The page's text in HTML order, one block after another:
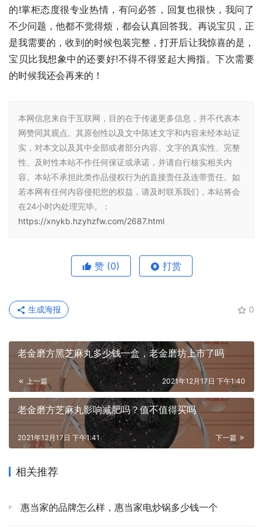
的!掌柜态度很专业热情，有问必答，回复也很快，我问了
不少问题，他都不觉得烦，都会认真回答我。再说宝贝，正
是我需要的，收到的时候包装完整，打开后让我惊喜的是，
宝贝比我想象中的还要好!不得不得竖起大拇指。下次需要
的时候我还会再来的！
本网信息来自于互联网，目的在于传递更多信息，并不代表本
网赞同其观点。其原创性以及文中陈述文字和内容未经本站证
实，对本文以及其中全部或者部分内容、文字的真实性、完整
性、及时性本站不作任何保证或承诺，并请自行核实相关内
容。本站不承担此类作品侵权行为的直接责任及连带责任。如
若本网有任何内容侵犯您的权益，请及时联系我们，本站将会
在24小时内处理完毕。：
https://xnykb.hzyhzfw.com/2687.html
赞 (0) 打赏
0
生成海报
老金磨方黑芝麻丸多少钱一盒，老金磨坊上市了吗
上一篇 2021年12月17日 下午1:40
老金磨方芝麻丸影响减肥吗？值不值得买吗
下一篇
2021年12月17日 下午1:41
相关推荐
惠当家的品牌怎么样，惠当家电炒锅多少钱一个